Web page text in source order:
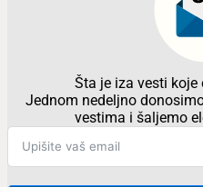
Šta je iza vesti
Jednom nedeljno
vestima i šaljemo